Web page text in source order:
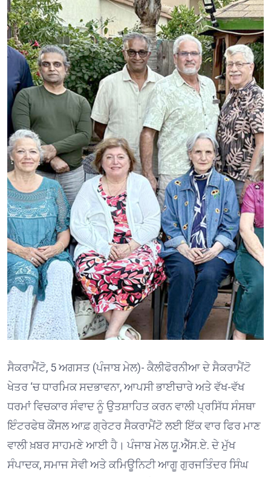
ਸੈਕਰਾਮੈਂਟੋ, 5 ਅਗਸਤ (ਪੰਜਾਬ ਮੇਲ)- ਕੈਲੀਫੋਰਨੀਆ ਦੇ ਸੈਕਰਾਮੈਂਟੋ
ਖੇਤਰ ‘ਚ ਧਾਰਮਿਕ ਸਦਭਾਵਨਾ, ਆਪਸੀ ਭਾਈਚਾਰੇ ਅਤੇ ਵੱਖ-ਵੱਖ
ਧਰਮਾਂ ਵਿਚਕਾਰ ਸੰਵਾਦ ਨੂੰ ਉਤਸ਼ਾਹਿਤ ਕਰਨ ਵਾਲੀ ਪ੍ਰਸਿੱਧ ਸੰਸਥਾ
ਇੰਟਰਫੇਥ ਕੌਂਸਲ ਆਫ਼ ਗ੍ਰੇਟਰ ਸੈਕਰਾਮੈਂਟੋ ਲਈ ਇੱਕ ਵਾਰ ਫਿਰ ਮਾਣ
ਵਾਲੀ ਖ਼ਬਰ ਸਾਹਮਣੇ ਆਈ ਹੈ। ਪੰਜਾਬ ਮੇਲ ਯੂ.ਐੱਸ.ਏ. ਦੇ ਮੁੱਖ
ਸੰਪਾਦਕ, ਸਮਾਜ ਸੇਵੀ ਅਤੇ ਕਮਿਊਨਿਟੀ ਆਗੂ ਗੁਰਜਤਿੰਦਰ ਸਿੰਘ